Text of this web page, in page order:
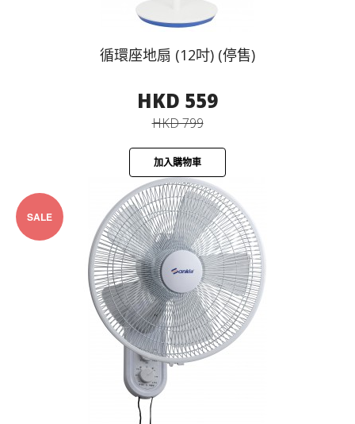
循環座地扇 (12吋) (停售)
HKD 559
HKD 799
加入購物車
SALE